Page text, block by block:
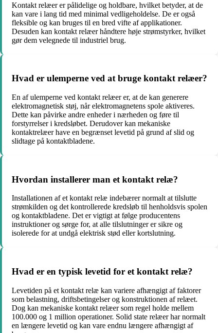
Kontakt relæer er pålidelige og holdbare, hvilket betyder, at de
kan vare i lang tid med minimal vedligeholdelse. De er også
fleksible og kan bruges til en bred vifte af applikationer.
Desuden kan kontakt relæer håndtere høje strømstyrker, hvilket
gør dem velegnede til industriel brug.
Hvad er ulemperne ved at bruge kontakt relæer?
En af ulemperne ved kontakt relæer er, at de kan generere
elektromagnetisk støj, når elektromagnetens spole aktiveres.
Dette kan påvirke andre enheder i nærheden og føre til
forstyrrelser i kredsløbet. Derudover kan mekaniske
kontaktrelæer have en begrænset levetid på grund af slid og
slidtage på kontaktbladene.
Hvordan installerer man et kontakt relæ?
Installationen af et kontakt relæ indebærer normalt at tilslutte
strømkilden og det kontrollerede kredsløb til henholdsvis spolen
og kontaktbladene. Det er vigtigt at følge producentens
instruktioner og sørge for, at alle tilslutninger er sikre og
isolerede for at undgå elektrisk stød eller kortslutning.
Hvad er en typisk levetid for et kontakt relæ?
Levetiden på et kontakt relæ kan variere afhængigt af faktorer
som belastning, driftsbetingelser og konstruktionen af relæet.
Dog kan mekaniske kontakt relæer som regel holde mellem
100.000 og 1 million operationer. Solid state relæer har normalt
en længere levetid og kan vare endnu længere afhængigt af